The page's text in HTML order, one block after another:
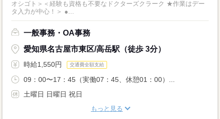
オシゴト＞＜経験も資格も不要なドクターズクラーク ★作業はデー
タ入力が中心！＞ ●...
一般事務・OA事務
愛知県名古屋市東区/高岳駅（徒歩 3分）
時給1,550円 交通費全額支給
09：00〜17：45（実働07：45、休憩01：00）...
土曜日 日曜日 祝日
もっと見る